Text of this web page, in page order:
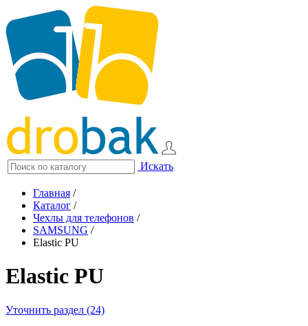
Искать
Главная /
Каталог /
Чехлы для телефонов /
SAMSUNG /
Elastic PU
Elastic PU
Уточнить раздел (24)